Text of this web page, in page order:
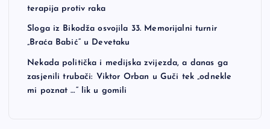
terapija protiv raka
Sloga iz Bikodža osvojila 33. Memorijalni turnir
„Braća Babić“ u Devetaku
Nekada politička i medijska zvijezda, a danas ga
zasjenili trubači: Viktor Orban u Guči tek „odnekle
mi poznat …“ lik u gomili